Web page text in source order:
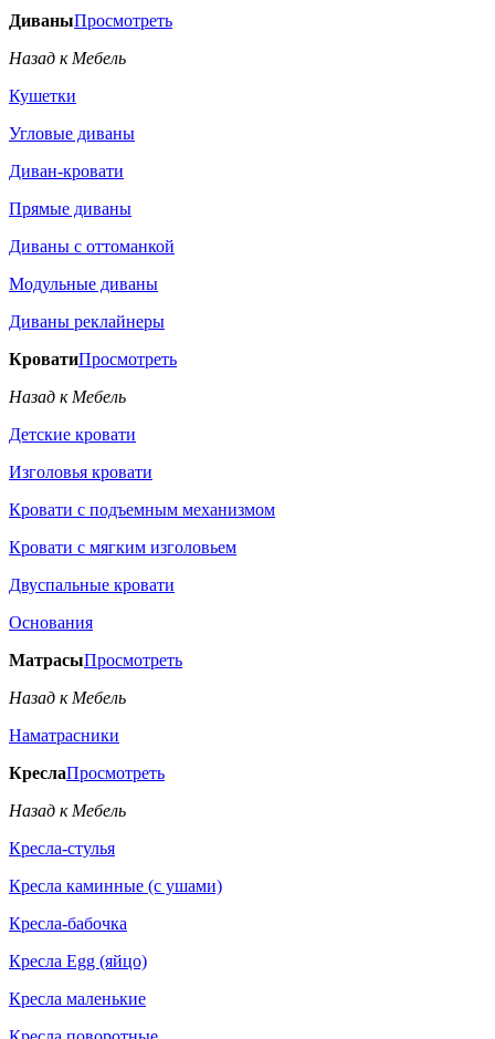
ДиваныПросмотреть
Назад к Мебель
Кушетки
Угловые диваны
Диван-кровати
Прямые диваны
Диваны с оттоманкой
Модульные диваны
Диваны реклайнеры
КроватиПросмотреть
Назад к Мебель
Детские кровати
Изголовья кровати
Кровати с подъемным механизмом
Кровати с мягким изголовьем
Двуспальные кровати
Основания
МатрасыПросмотреть
Назад к Мебель
Наматрасники
КреслаПросмотреть
Назад к Мебель
Кресла-стулья
Кресла каминные (с ушами)
Кресла-бабочка
Кресла Egg (яйцо)
Кресла маленькие